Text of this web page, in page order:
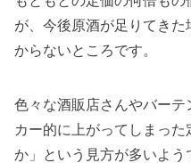
が、今後原酒が足りてき
からないところです。
色々な酒販店さんやバー
カー的に上がってしまっ
か」という見方が多いよう